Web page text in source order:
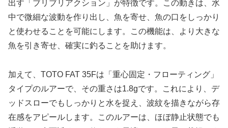
出す「ブリブリアクション」が特徴です。この動きは、水
中で微細な波動を作り出し、魚を寄せ、魚の口をしっかり
と使わせることを可能にします。この機能は、より大きな
魚を引き寄せ、確実に釣ることを助けます。
加えて、TOTO FAT 35Fは「重心固定・フローティング」
タイプのルアーで、その重さは1.8gです。これにより、デ
ッドスローでもしっかりと水を捉え、波紋を描きながら存
在感をアピールします。このルアーは、ほぼ静止状態でも